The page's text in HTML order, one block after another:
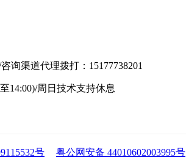
询渠道代理拨打：15177738201
14:00)/周日技术支持休息
号 粤公网安备 44010602003995号